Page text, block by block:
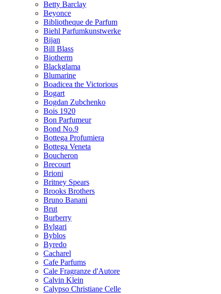
Betty Barclay
Beyonce
Bibliotheque de Parfum
Biehl Parfumkunstwerke
Bijan
Bill Blass
Biotherm
Blackglama
Blumarine
Boadicea the Victorious
Bogart
Bogdan Zubchenko
Bois 1920
Bon Parfumeur
Bond No.9
Bottega Profumiera
Bottega Veneta
Boucheron
Brecourt
Brioni
Britney Spears
Brooks Brothers
Bruno Banani
Brut
Burberry
Bvlgari
Byblos
Byredo
Cacharel
Cafe Parfums
Cale Fragranze d'Autore
Calvin Klein
Calypso Christiane Celle